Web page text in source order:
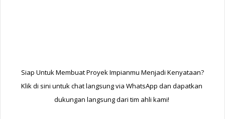
Siap Untuk Membuat Proyek Impianmu Menjadi Kenyataan?
Klik di sini untuk chat langsung via WhatsApp dan dapatkan
dukungan langsung dari tim ahli kami!